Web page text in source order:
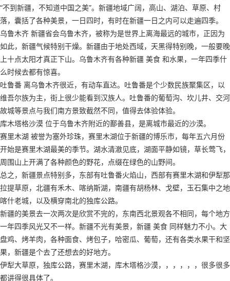
“不到新疆，不知道中国之美”。新疆地域广阔，高山、湖泊、草原、村
落，囊括了各种美景，一日四时，有时在新疆一日之内可以走遍四季。
乌鲁木齐 新疆省会乌鲁木齐，被称为是世界上离海最远的城市，正因为
如此，新疆气候特别干燥。新疆由于地处西域，天黑得特别晚，一般要晚
上十点太阳才真正下山。乌鲁木齐有各种新疆 美食 和水果，一年四季什
么时候去都有惊喜。
吐鲁番 离乌鲁木齐很近，有动车直达。吐鲁番是个少数民族聚集区，以
维吾尔族为主，街上很少能看到汉族人。吐鲁番的葡萄沟、坎儿井、交河
故城等景点与我们南方景致截然不同，值得去体验体验。
库木塔格沙漠 位于乌鲁木齐附近的鄯善县，是离城市最近的沙漠。
赛里木湖 被誉为塞外珍珠，赛里木湖位于新疆的博乐市，每年五六月份
开始是赛里木湖最美的季节。湖水清澈见底，湖面平静如镜，草长莺飞，
周围山上开满了各种颜色的野花，点缀在绿色的山野间。
总之，新疆景点特别多，东部有吐鲁番火焰山，西部有赛里木湖和伊犁那
拉提草原，北疆有禾木、喀纳斯湖，南疆有胡杨林、戈壁，玉石集中之地
喀什老城，以及横穿南北的独库公路。
新疆的美景去一次两次是欣赏不完的，东南西北景观各不相同，每个地方
一年四季风光又不一样。新疆不光有美景，新疆 美食 同样魅力不小。大
盘鸡、烤羊肉，各种面食、烤包子，哈密瓜、葡萄，还有各类水果干和坚
果，新疆是个去了还想去的好地方。
伊犁大草原，独库公路，赛里木湖，库木塔格沙漠，，，，，，很多很多
都讲得很具体了。